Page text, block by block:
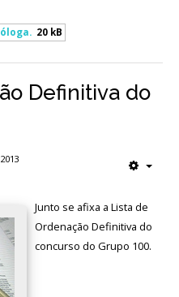
20 kB
Definitiva do
Junto se afixa a Lista de
Ordenação Definitiva do
concurso do Grupo 100.